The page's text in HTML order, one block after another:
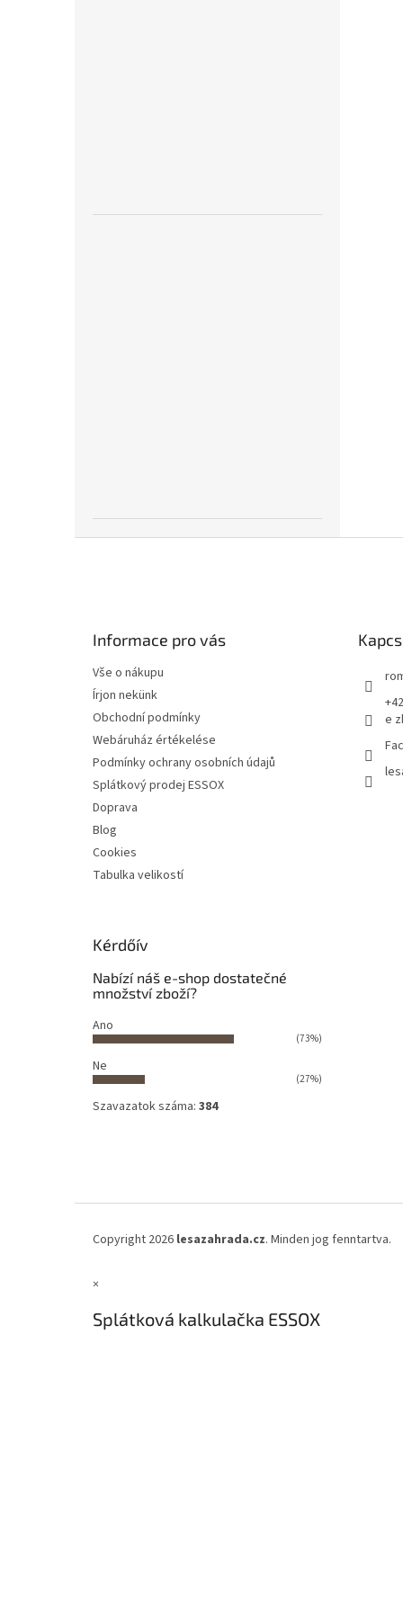
Informace pro vás
Vše o nákupu
Írjon nekünk
Obchodní podmínky
Webáruház értékelése
Podmínky ochrany osobních údajů
Splátkový prodej ESSOX
Doprava
Blog
Cookies
Tabulka velikostí
e
Kérdőív
Nabízí náš e-shop dostatečné
množství zboží?
Ano
(73%)
Ne
(27%)
Szavazatok száma: 384
Copyright 2026 lesazahrada.cz. Minden jog fenntartva.
×
Splátková kalkulačka ESSOX